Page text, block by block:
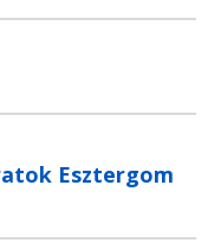
Esztergom